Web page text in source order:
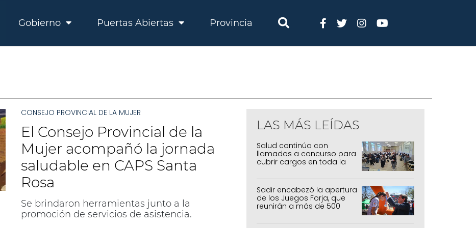
Gobierno Puertas Abiertas Provincia
CONSEJO PROVINCIAL DE LA MUJER
El Consejo Provincial de la
Mujer acompañó la jornada
saludable en CAPS Santa
Rosa
Se brindaron herramientas junto a la
promoción de servicios de asistencia.
LAS MÁS LEÍDAS
Salud continúa con
llamados a concurso para
cubrir cargos en toda la
Sadir encabezó la apertura
de los Juegos Forja, que
reunirán a más de 500